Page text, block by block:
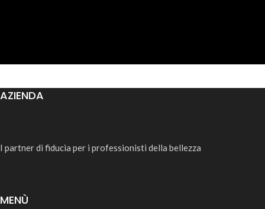
AZIENDA
I partner di fiducia per i professionisti della bellezza
MENÙ